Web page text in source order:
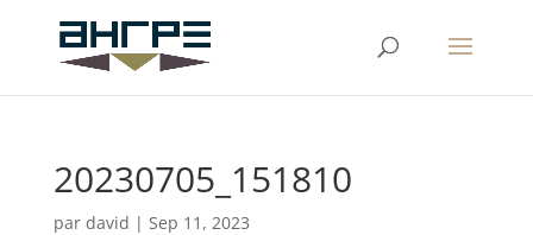
20230705_151810
par david | Sep 11, 2023